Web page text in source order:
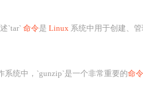
`tar` 命令是 Linux 系统中用于创建、
系统中，`gunzip`是一个非常重要的命令